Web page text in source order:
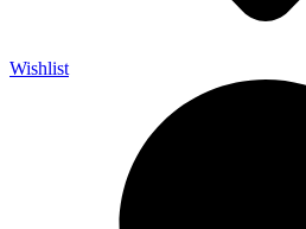
Wishlist